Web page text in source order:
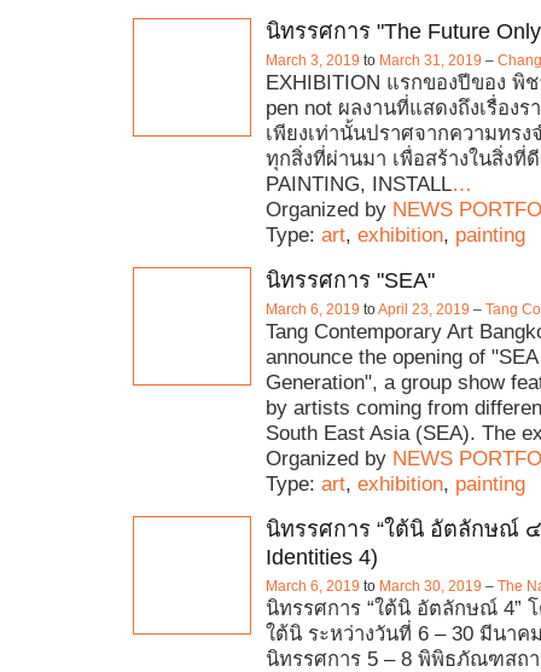
นิทรรศการ "The Future
March 3, 2019 to March 31, 2019 –
EXHIBITION แรกของปีของ พิ
pen not ผลงานที่แสดงถึงเรื่อง
เพียงเท่านั้นปราศจากความทร
ทุกสิ่งที่ผ่านมา เพื่อสร้างในสิ่งที่
PAINTING, INSTALL…
Organized by NEWS
Type: art, exhibition, painting
นิทรรศการ "SEA"
March 6, 2019 toApril 23, 2019 – Tang
Tang Contemporary Art
announce the opening of
Generation", a group show
by artists coming from
South East Asia (SEA). The
Organized by NEWS
Type: art, exhibition, painting
นิทรรศการ “ใต้นิ อัตลักษณ์ ๔
Identities 4)
March 6, 2019 to March 30, 2019 – The
นิทรรศการ “ใต้นิ อัตลักษณ์ 4”
ใต้นิ ระหว่างวันที่ 6 – 30 มีนาค
นิทรรศการ 5 – 8 พิพิธภัณฑสถ